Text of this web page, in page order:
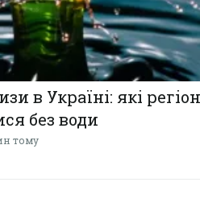
в Україні: які
без води
тому